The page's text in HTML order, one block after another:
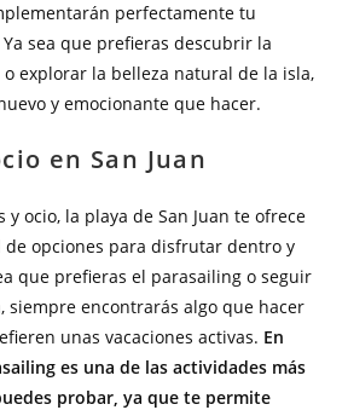
perfectamente tu
sea que prefieras descubrir la
explorar la belleza natural de la isla,
y emocionante que hacer.
en San Juan
y ocio, la playa de San Juan te ofrece
opciones para disfrutar dentro y
que prefieras el parasailing o seguir
siempre encontrarás algo que hacer
unas vacaciones activas. En
es una de las actividades más
probar, ya que te permite